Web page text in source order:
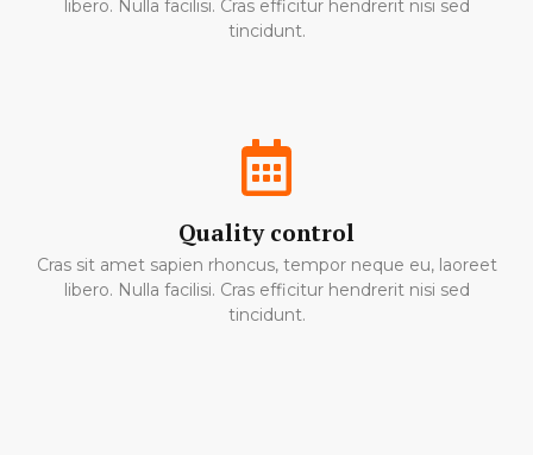
libero. Nulla facilisi. Cras efficitur hendrerit nisi sed
tincidunt.
Quality control
Cras sit amet sapien rhoncus, tempor neque eu, laoreet
libero. Nulla facilisi. Cras efficitur hendrerit nisi sed
tincidunt.